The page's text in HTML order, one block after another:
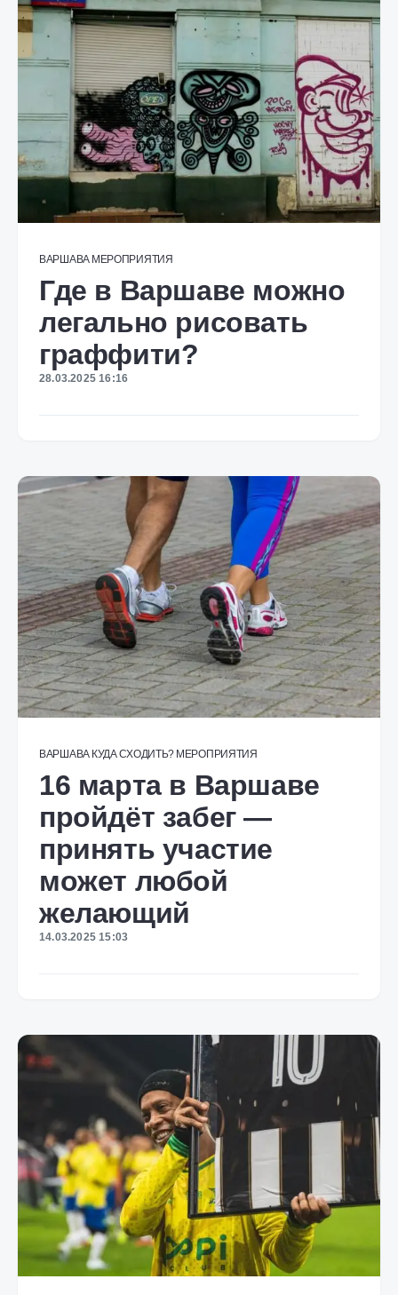
ВАРШАВА МЕРОПРИЯТИЯ
Где в Варшаве можно
легально рисовать
граффити?
28.03.2025 16:16
ВАРШАВА КУДА СХОДИТЬ? МЕРОПРИЯТИЯ
16 марта в Варшаве
пройдёт забег —
принять участие
может любой
желающий
14.03.2025 15:03